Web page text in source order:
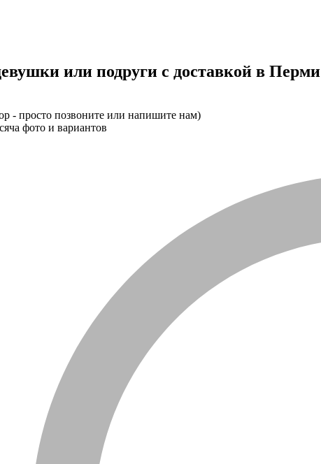
или подруги с доставкой в Перми
- просто позвоните или напишите нам)
фото и вариантов